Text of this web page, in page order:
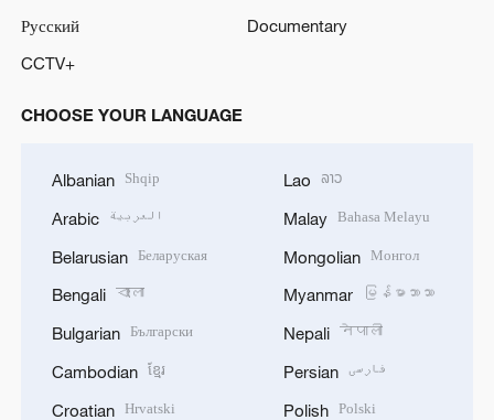
Русский
Documentary
CCTV+
CHOOSE YOUR LANGUAGE
Albanian Shqip
Arabic العربية
Belarusian Беларуская
Bengali বাংলা
Bulgarian Български
Cambodian ខ្មែរ
Croatian Hrvatski
Lao ລາວ
Malay Bahasa Melayu
Mongolian Монгол
Myanmar မြန်မာဘာသာ
Nepali नेपाली
Persian فارسی
Polish Polski